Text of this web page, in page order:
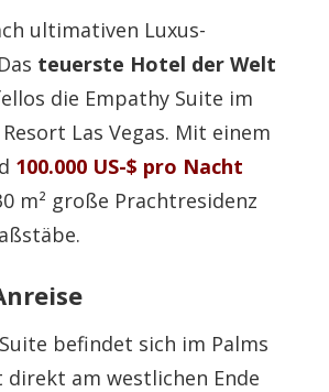
ultimativen Luxus-
teuerste Hotel der Welt
die Empathy Suite im
Las Vegas. Mit einem
100.000 US-$ pro Nacht
m² große Prachtresidenz
befindet sich im Palms
direkt am westlichen Ende